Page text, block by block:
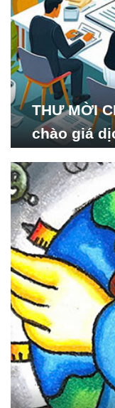
THƯ MỜI
chào giá
Nghiên
hội_ISDS)